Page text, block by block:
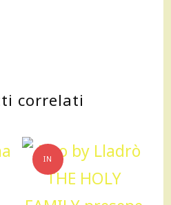
correlati
IN
OFFERTA!